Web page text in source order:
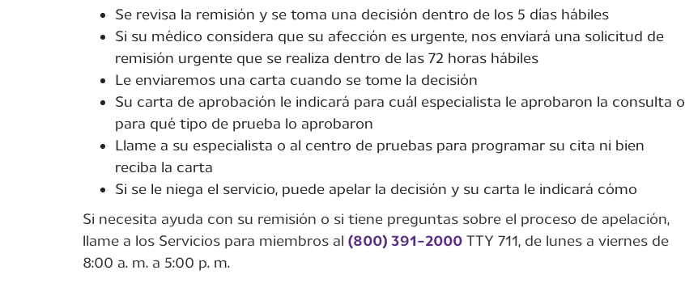
Se revisa la remisión y se toma una decisión dentro de los 5 días hábiles
Si su médico considera que su afección es urgente, nos enviará una solicitud de
remisión urgente que se realiza dentro de las 72 horas hábiles
Le enviaremos una carta cuando se tome la decisión
Su carta de aprobación le indicará para cuál especialista le aprobaron la consulta o
para qué tipo de prueba lo aprobaron
Llame a su especialista o al centro de pruebas para programar su cita ni bien
reciba la carta
Si se le niega el servicio, puede apelar la decisión y su carta le indicará cómo
Si necesita ayuda con su remisión o si tiene preguntas sobre el proceso de apelación,
llame a los Servicios para miembros al (800) 391-2000 TTY 711, de lunes a viernes de
8:00 a. m. a 5:00 p. m.